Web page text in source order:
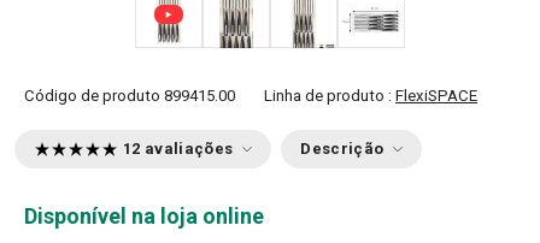
Código de produto 899415.00 Linha de produto : FlexiSPACE
12 avaliações Descrição
Disponível na loja online